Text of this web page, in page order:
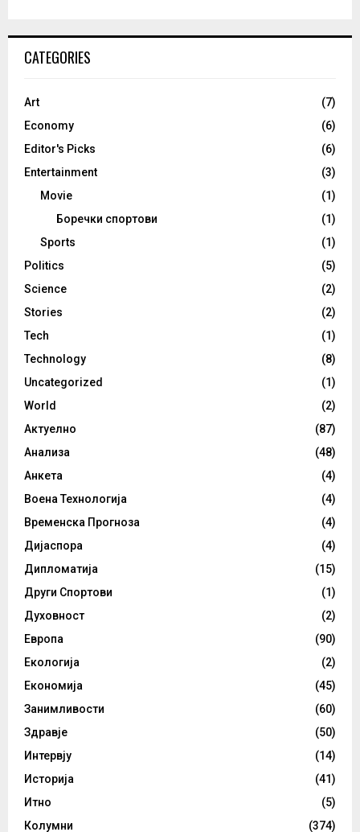
CATEGORIES
Art
(7)
Economy
(6)
Editor's Picks
(6)
Entertainment
(3)
Movie
(1)
Боречки спортови
(1)
Sports
(1)
Politics
(5)
Science
(2)
Stories
(2)
Tech
(1)
Technology
(8)
Uncategorized
(1)
World
(2)
Актуелно
(87)
Анализа
(48)
Анкета
(4)
Воена Технологија
(4)
Временска Прогноза
(4)
Дијаспора
(4)
Дипломатија
(15)
Други Спортови
(1)
Духовност
(2)
Европа
(90)
Екологија
(2)
Економија
(45)
Занимливости
(60)
Здравје
(50)
Интервју
(14)
Историја
(41)
Итно
(5)
Колумни
(374)